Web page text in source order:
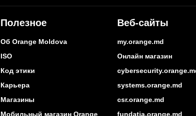
Полезное
Об Orange Moldova
ISO
Код этики
Карьера
Магазины
Мобильный магазин Orange
Веб-сайты
my.orange.md
Онлайн магазин
systems.orange.md
csr.orange.md
fundatia.orange.md